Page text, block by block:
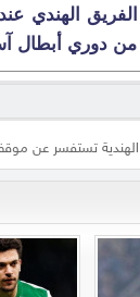
تستفسر عن موقف